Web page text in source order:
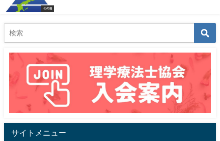
その他
サイトメニュー